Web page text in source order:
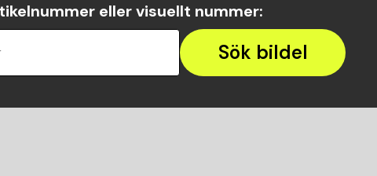
eller visuellt nummer:
Sök bildel